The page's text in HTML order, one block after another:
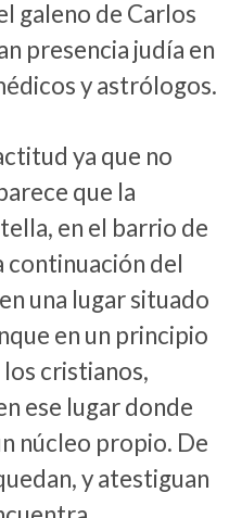
galeno de Carlos
presencia judía en
y astrólogos.
ya que no
que la
en el barrio de
continuación del
una lugar situado
en un principio
cristianos,
ese lugar donde
núcleo propio. De
y atestiguan